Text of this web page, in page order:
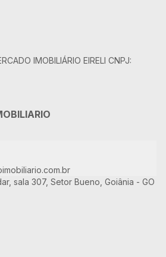
IMOBILIÁRIO EIRELI CNPJ:
sala 307, Setor Bueno, Goiânia - GO